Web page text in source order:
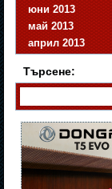
юни 2013
май 2013
април 2013
Търсене: